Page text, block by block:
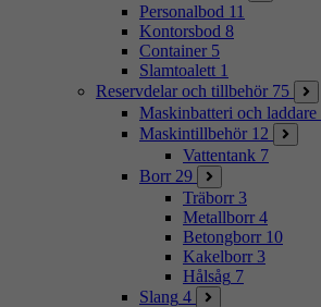
Personalbod 11
Kontorsbod 8
Container 5
Slamtoalett 1
Reservdelar och tillbehör 75
Maskinbatteri och laddare
Maskintillbehör 12
Vattentank 7
Borr 29
Träborr 3
Metallborr 4
Betongborr 10
Kakelborr 3
Hålsåg 7
Slang 4